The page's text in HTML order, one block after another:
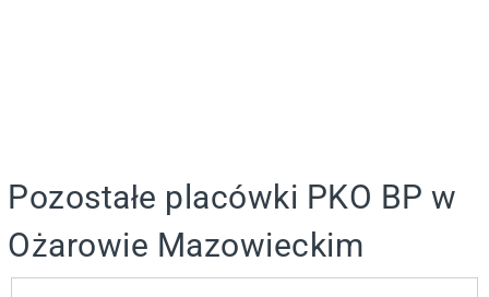
Pozostałe placówki PKO BP w
Ożarowie Mazowieckim